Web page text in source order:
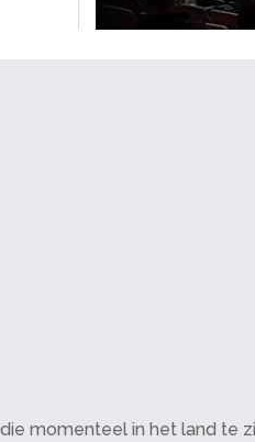
momenteel in het land te